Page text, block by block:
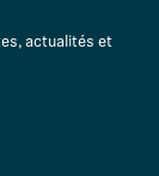
actualités et